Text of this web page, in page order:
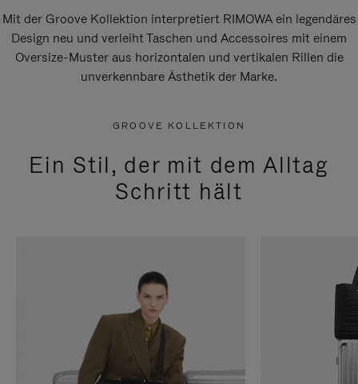
Mit der Groove Kollektion interpretiert RIMOWA ein legendäres
Design neu und verleiht Taschen und Accessoires mit einem
Oversize-Muster aus horizontalen und vertikalen Rillen die
unverkennbare Ästhetik der Marke.
GROOVE KOLLEKTION
Ein Stil, der mit dem Alltag
Schritt hält